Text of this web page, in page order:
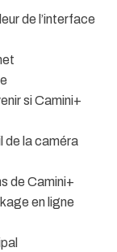
de l’interface
si Camini+
de la caméra
de Camini+
en ligne